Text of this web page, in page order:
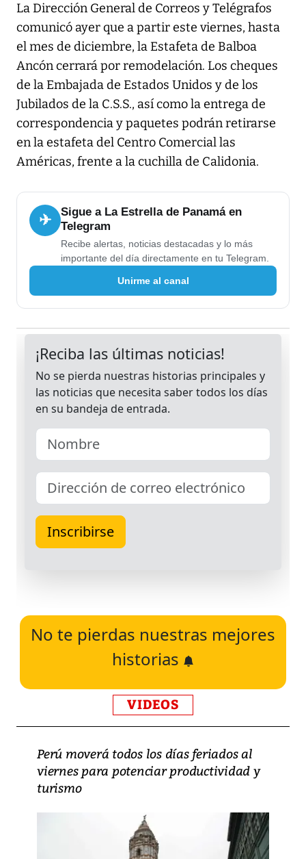
La Dirección General de Correos y Telégrafos
comunicó ayer que a partir este viernes, hasta
el mes de diciembre, la Estafeta de Balboa
Ancón cerrará por remodelación. Los cheques
de la Embajada de Estados Unidos y de los
Jubilados de la C.S.S., así como la entrega de
correspondencia y paquetes podrán retirarse
en la estafeta del Centro Comercial las
Américas, frente a la cuchilla de Calidonia.
✈
Sigue a La Estrella de Panamá en
Telegram
Recibe alertas, noticias destacadas y lo más
importante del día directamente en tu Telegram.
Unirme al canal
No te pierdas nuestras mejores
historias
VIDEOS
Perú moverá todos los días feriados al
viernes para potenciar productividad y
turismo